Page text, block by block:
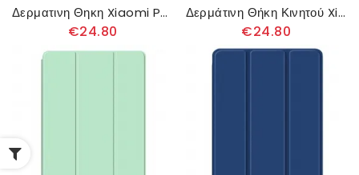
Δερματινη Θηκη Xiaomi Pad 6s Pro Υφή Υφάσματος
€24.80
Δερμάτινη Θήκη Κινητού Xiaomi Pad 6s Pro Θήκες Κινητών Υφαντό Μοτίβο
€24.80